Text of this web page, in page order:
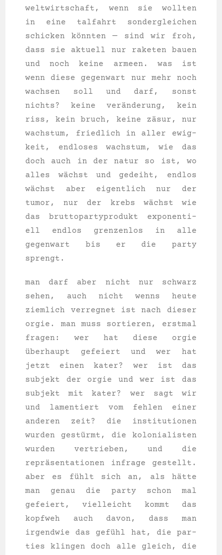
welt­wirt­schaft, wenn sie woll­ten
in eine tal­fahrt son­der­glei­chen
schi­cken könnten — sind wir froh,
dass sie aktu­ell nur rake­ten bau­en
und noch kei­ne armeen. was ist
wenn die­se gegen­wart nur mehr noch
wach­sen soll und darf, sonst
nichts? kei­ne veränderung, kein
riss, kein bruch, kei­ne zäsur, nur
wachs­tum, fried­lich in aller ewig­
keit, end­lo­ses wachs­tum, wie das
doch auch in der natur so ist, wo
alles wächst und gedeiht, end­los
wächst aber eigent­lich nur der
tumor, nur der krebs wächst wie
das brut­to­par­ty­pro­dukt expo­nen­ti­
ell end­los gren­zen­los in alle
gegen­wart bis er die par­ty
sprengt.
man darf aber nicht nur schwarz
sehen, auch nicht wenns heu­te
ziem­lich ver­reg­net ist nach die­ser
orgie. man muss sor­tie­ren, erst­mal
fra­gen: wer hat die­se orgie
überhaupt gefei­ert und wer hat
jetzt einen kater? wer ist das
sub­jekt der orgie und wer ist das
sub­jekt mit kater? wer sagt wir
und lamen­tiert vom feh­len einer
ande­ren zeit? die insti­tu­tio­nen
wur­den gestürmt, die kolo­nia­lis­ten
wur­den ver­trie­ben, und die
repräsentationen infra­ge gestellt.
aber es fühlt sich an, als hätte
man genau die par­ty schon mal
gefei­ert, viel­leicht kommt das
kopf­weh auch davon, dass man
irgend­wie das gefühl hat, die par­
ties klin­gen doch alle gleich, die